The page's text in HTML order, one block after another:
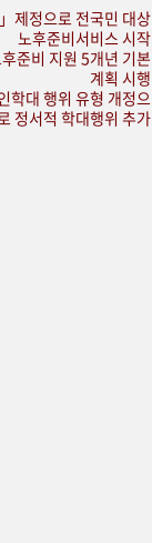
제정으로 전국민 대상
노후준비서비스 시작
준비 지원 5개년 기본
계획 시행
학대 행위 유형 개정으
정서적 학대행위 추가